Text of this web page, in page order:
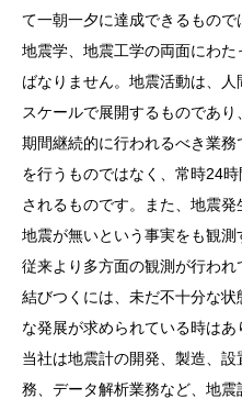
て一朝一夕に達成できるもので
地震学、地震工学の両面にわ
ばなりません。地震活動は、
スケールで展開するものであ
期間継続的に行われるべき業
を行うものではなく、常時24
されるものです。また、地震発
地震が無いという事実をも観測
従来より多方面の観測が行わ
結びつくには、未だ不十分な
な発展が求められている時はあ
当社は地震計の開発、製造、
務、データ解析業務など、地